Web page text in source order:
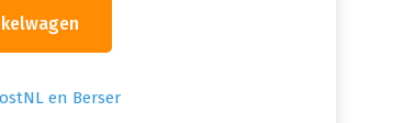
en Berser